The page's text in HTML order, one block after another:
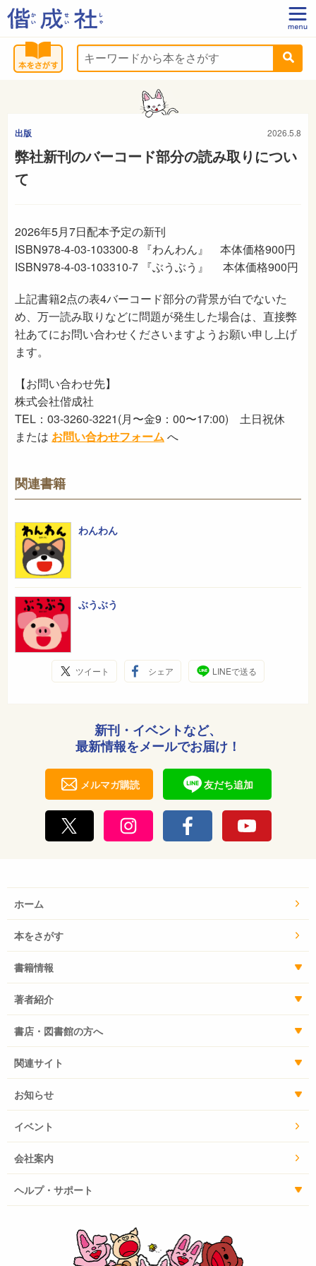
出版 2026.5.8
弊社新刊のバーコード部分の読み取りについ
て
2026年5月7日配本予定の新刊
ISBN978-4-03-103300-8 『わんわん』 本体価格900円
ISBN978-4-03-103310-7 『ぶうぶう』 本体価格900円
上記書籍2点の表4バーコード部分の背景が白でないた
め、万一読み取りなどに問題が発生した場合は、直接弊
社あてにお問い合わせくださいますようお願い申し上げ
ます。
【お問い合わせ先】
株式会社偕成社
TEL：03-3260-3221(月〜金9：00〜17:00) 土日祝休
または お問い合わせフォームへ
関連書籍
わんわん
ぶうぶう
ツイート シェア LINEで送る
新刊・イベントなど、
最新情報をメールでお届け！
メルマガ購読 友だち追加
ホーム
本をさがす
書籍情報
著者紹介
書店・図書館の方へ
関連サイト
お知らせ
イベント
会社案内
ヘルプ・サポート